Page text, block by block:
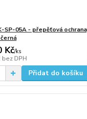
SP-05A - přepěťová
Kč/ks
bez DPH
Přidat do košíku